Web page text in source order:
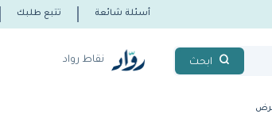
أسئلة شائعة تتبع طلبك
ابحث نقاط رواد